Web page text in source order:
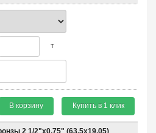
т
В корзину Купить в 1 клик
2 1/2"х0,75" (63,5х19,05)